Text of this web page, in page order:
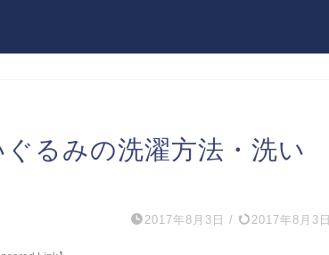
るみの洗濯方法・洗い
2017年8月3日 / 2017年8月3日